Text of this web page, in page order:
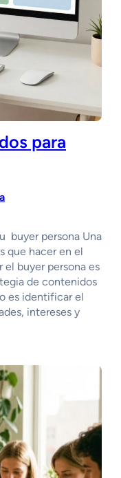
para
buyer persona Una
que hacer en el
buyer persona es
de contenidos
es identificar el
intereses y